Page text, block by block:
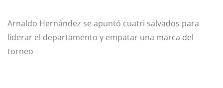
Arnaldo Hernández se apuntó cuatri salvados para
liderar el departamento y empatar una marca del
torneo